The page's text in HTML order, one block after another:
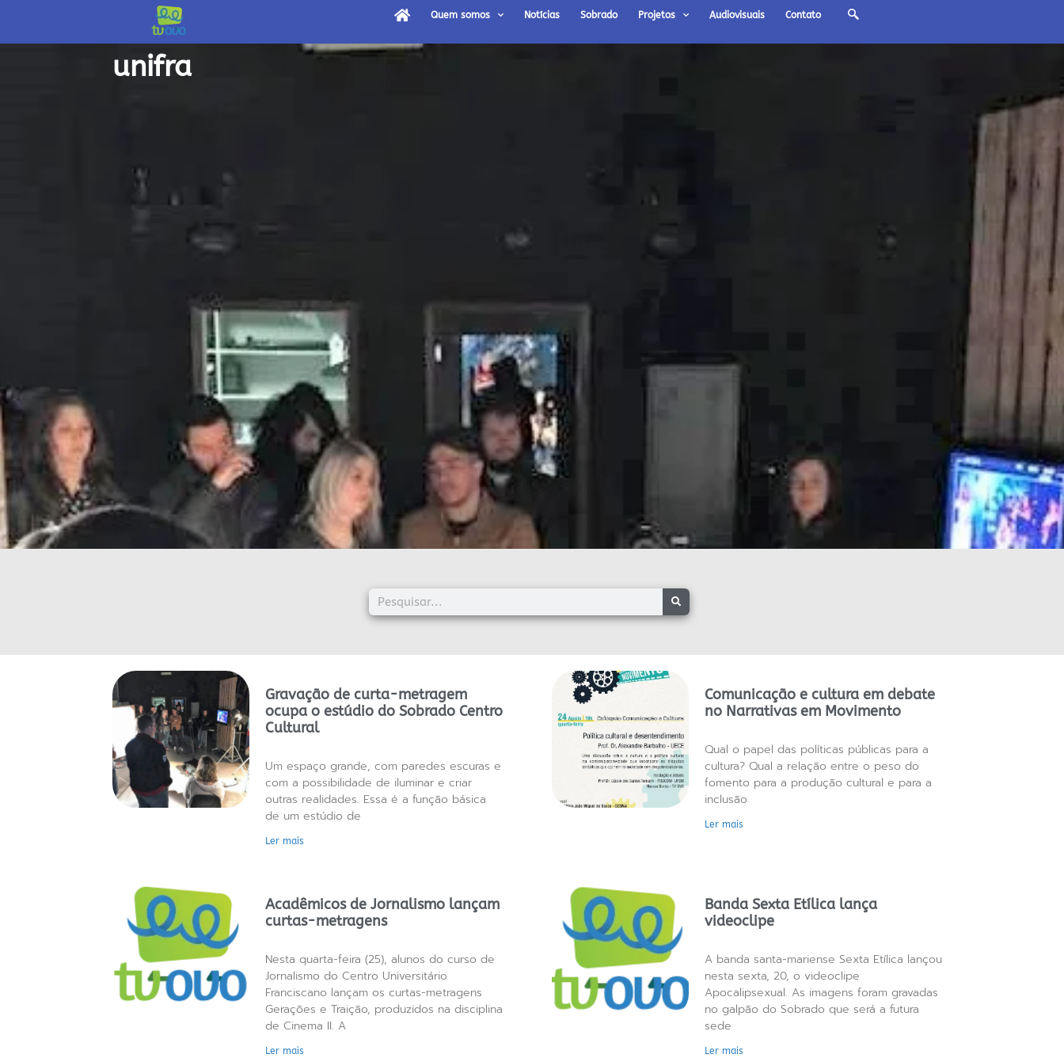
Quem somos Notícias Sobrado Projetos Audiovisuais Contato
início /
unifra
Gravação de curta-metragem
ocupa o estúdio do Sobrado Centro
Cultural
Um espaço grande, com paredes escuras e
com a possibilidade de iluminar e criar
outras realidades. Essa é a função básica
de um estúdio de
Ler mais
Comunicação e cultura em debate
no Narrativas em Movimento
Qual o papel das políticas públicas para a
cultura? Qual a relação entre o peso do
fomento para a produção cultural e para a
inclusão
Ler mais
Acadêmicos de Jornalismo lançam
curtas-metragens
Nesta quarta-feira (25), alunos do curso de
Jornalismo do Centro Universitário
Franciscano lançam os curtas-metragens
Gerações e Traição, produzidos na disciplina
de Cinema II. A
Ler mais
Banda Sexta Etílica lança
videoclipe
A banda santa-mariense Sexta Etílica lançou
nesta sexta, 20, o videoclipe
Apocalipsexual. As imagens foram gravadas
no galpão do Sobrado que será a futura
sede
Ler mais